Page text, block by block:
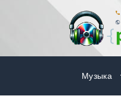
Музыка